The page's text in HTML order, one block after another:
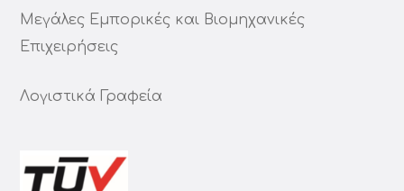
Μεγάλες Εμπορικές και Βιομηχανικές
Επιχειρήσεις
Λογιστικά Γραφεία